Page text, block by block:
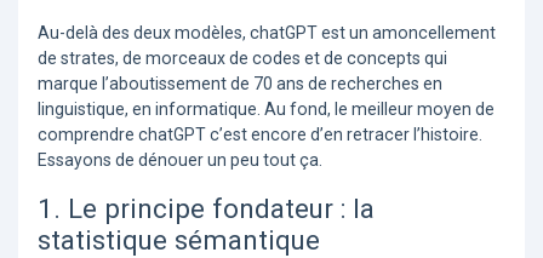
Au-delà des deux modèles, chatGPT est un amoncellement
de strates, de morceaux de codes et de concepts qui
marque l’aboutissement de 70 ans de recherches en
linguistique, en informatique. Au fond, le meilleur moyen de
comprendre chatGPT c’est encore d’en retracer l’histoire.
Essayons de dénouer un peu tout ça.
1. Le principe fondateur : la
statistique sémantique